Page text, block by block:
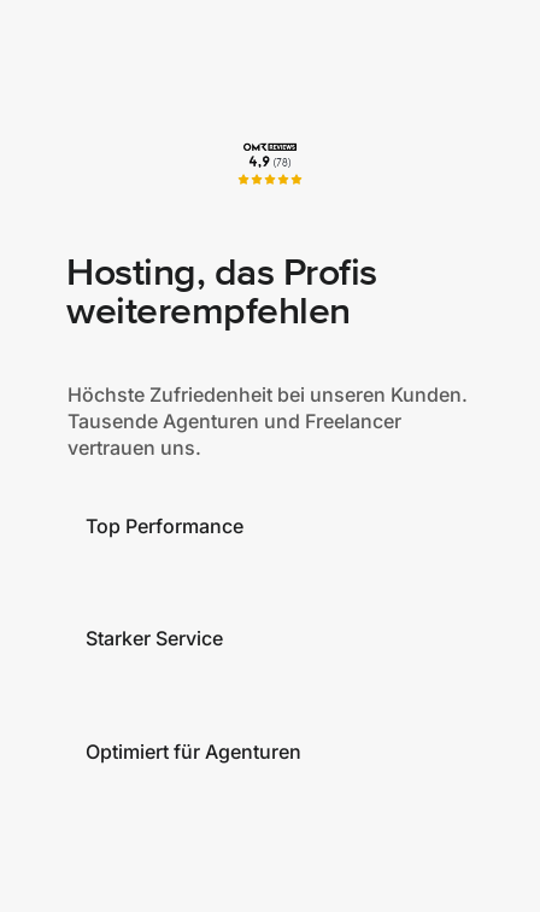
Hosting, das Profis
weiterempfehlen
Höchste Zufriedenheit bei unseren Kunden.
Tausende Agenturen und Freelancer
vertrauen uns.
Top Performance
Starker Service
Optimiert für Agenturen